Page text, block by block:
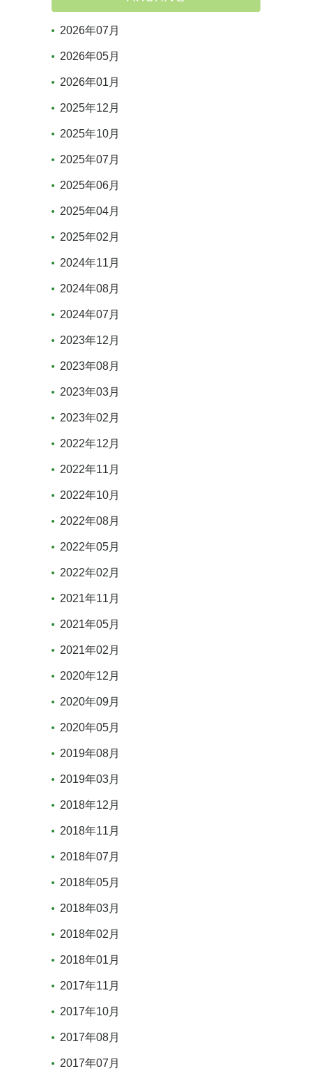
2026年07月
2026年05月
2026年01月
2025年12月
2025年10月
2025年07月
2025年06月
2025年04月
2025年02月
2024年11月
2024年08月
2024年07月
2023年12月
2023年08月
2023年03月
2023年02月
2022年12月
2022年11月
2022年10月
2022年08月
2022年05月
2022年02月
2021年11月
2021年05月
2021年02月
2020年12月
2020年09月
2020年05月
2019年08月
2019年03月
2018年12月
2018年11月
2018年07月
2018年05月
2018年03月
2018年02月
2018年01月
2017年11月
2017年10月
2017年08月
2017年07月